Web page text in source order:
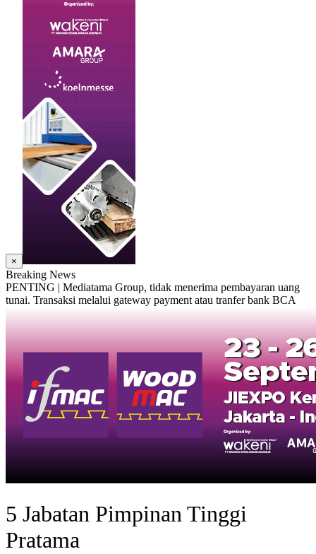
×
Breaking News
PENTING | Mediatama Group, tidak menerima pembayaran uang
tunai. Transaksi melalui gateway payment atau tranfer bank BCA
5 Jabatan Pimpinan Tinggi
Pratama